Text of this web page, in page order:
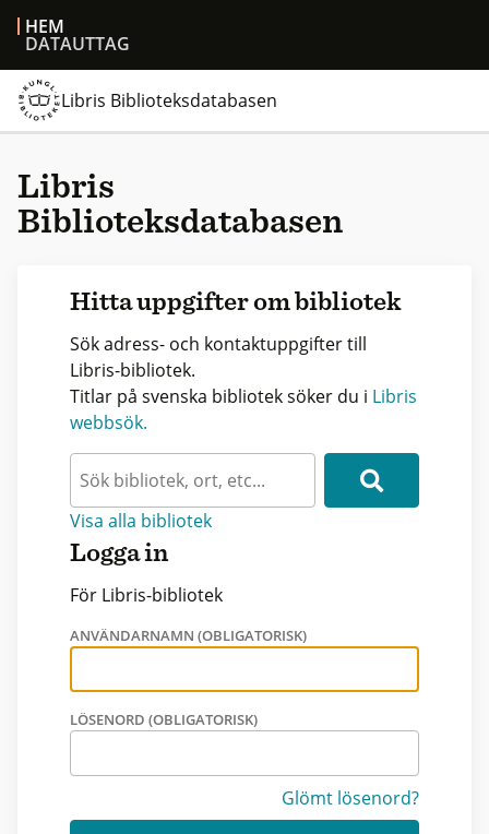
HEM
DATAUTTAG
Libris Biblioteksdatabasen
Libris
Biblioteksdatabasen
Hitta uppgifter om bibliotek
Sök adress- och kontaktuppgifter till
Libris-bibliotek.
Titlar på svenska bibliotek söker du i Libris
webbsök.
Visa alla bibliotek
Logga in
För Libris-bibliotek
ANVÄNDARNAMN (OBLIGATORISK)
LÖSENORD (OBLIGATORISK)
Glömt lösenord?